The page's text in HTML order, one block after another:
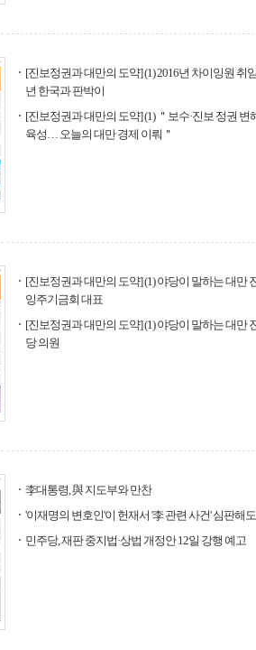
[진보정권과 대만의 도약] (1) 2016년 차이잉원 취
년 한국과 판박이
[진보정권과 대만의 도약] (1) ＂보수·진보 정권 변
육성… 오늘의 대만 경제 이뤄＂
[진보정권과 대만의 도약] (1) 야당이 말하는 대만
잉주기금회 대표
[진보정권과 대만의 도약] (1) 야당이 말하는 대만
당 의원
李대통령, 與 지도부와 만찬
'이재명의 변호인'이 헌재서 '李 관련 사건' 심판해
민주당, 재판 중지법·상법 개정안 12일 강행 예고